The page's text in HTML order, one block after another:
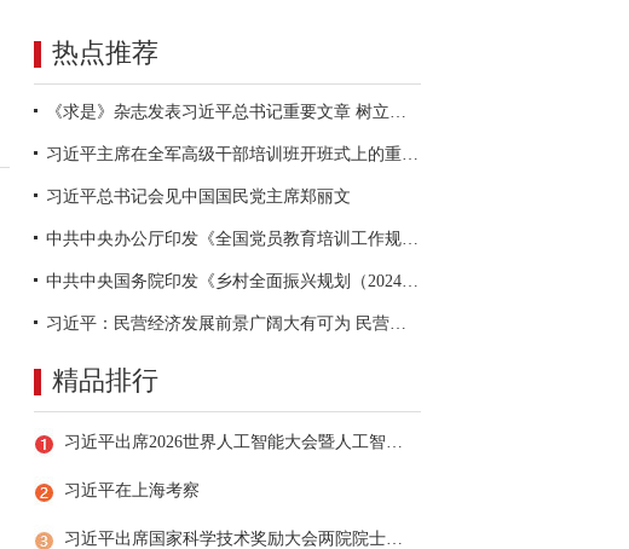
热点推荐
《求是》杂志发表习近平总书记重要文章 树立和践行正确政绩观
习近平主席在全军高级干部培训班开班式上的重要讲话引领全军开展思想整风、深化政治整训
习近平总书记会见中国国民党主席郑丽文
中共中央办公厅印发《全国党员教育培训工作规划（2024－2028年）》
中共中央国务院印发《乡村全面振兴规划（2024—2027年）》
习近平：民营经济发展前景广阔大有可为 民营企业和民营企业家大显身手正当其时
精品排行
习近平出席2026世界人工智能大会暨人工智能全球治理高级别会议开幕式并发表主旨讲话
习近平在上海考察
习近平出席国家科学技术奖励大会两院院士大会中国科协第十一次全国代表大会并发表重要讲话